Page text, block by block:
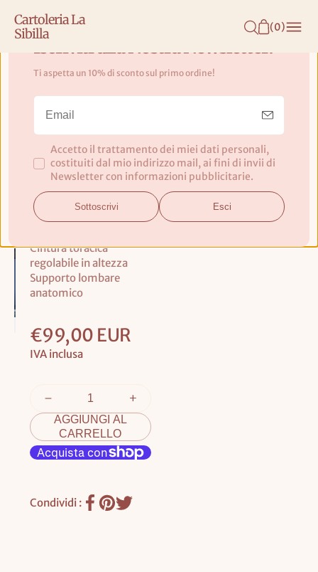
Cartoleria La
Sibilla
(0)
Zaino City Green Colorblock -
Beckmann Norway
Capacià 30L
Imbottitura
confortevole sullo
schienale e sugli
Cintura toracica
regolabile in altezza
Supporto lombare
anatomico
Prezzo
base
€99,00 EUR
IVA inclusa
AGGIUNGI AL
CARRELLO
Condividi :
Iscriviti alla Nostra Newsletter!
Ti aspetta un 10% di sconto sul primo ordine!
Accetto il trattamento dei miei dati personali,
costituiti dal mio indirizzo mail, ai fini di invii di
Newsletter con informazioni pubblicitarie.
Sottoscrivi Esci